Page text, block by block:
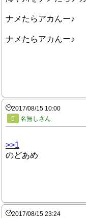
ナメたらアカんー♪
ナメたらアカんー♪
2017/08/15 10:00
5
名無しさん
>>1
のどあめ
2017/08/15 23:24